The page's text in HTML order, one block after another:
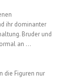
ihr dominanter
Bruder und
an …
die Figuren nur